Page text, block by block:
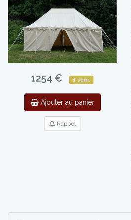
1254 € 1 sem.
Ajouter au panier
Rappel